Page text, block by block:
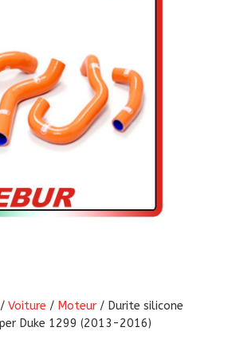
/ Voiture / Moteur / Durite silicone
Duke 1299 (2013-2016)